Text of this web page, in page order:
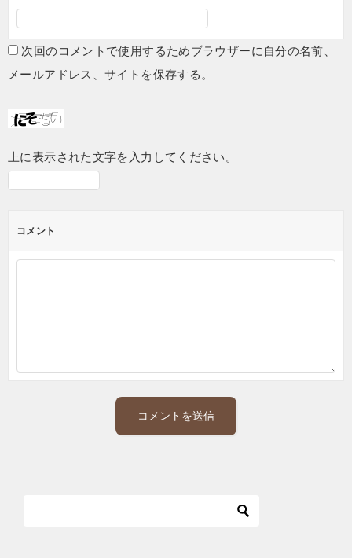
次回のコメントで使用するためブラウザーに自分の名前、
メールアドレス、サイトを保存する。
上に表示された文字を入力してください。
コメント